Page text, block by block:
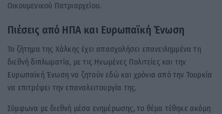
Οικουμενικού Πατριαρχείου.
Πιέσεις από ΗΠΑ και Ευρωπαϊκή Ένωση
Το ζήτημα της Χάλκης έχει απασχολήσει επανειλημμένα τη
διεθνή διπλωματία, με τις Ηνωμένες Πολιτείες και την
Ευρωπαϊκή Ένωση να ζητούν εδώ και χρόνια από την Τουρκία
να επιτρέψει την επαναλειτουργία της.
Σύμφωνα με διεθνή μέσα ενημέρωσης, το θέμα τέθηκε ακόμη